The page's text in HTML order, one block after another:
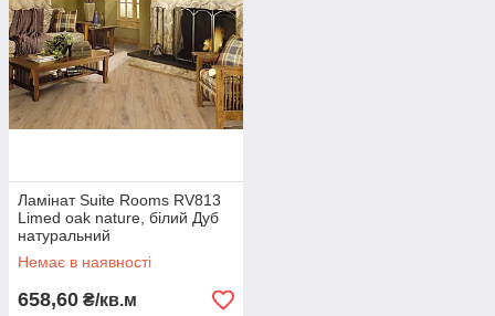
Ламінат Suite Rooms RV813
Limed oak nature, білий Дуб
натуральний
Немає в наявності
658,60 ₴/кв.м